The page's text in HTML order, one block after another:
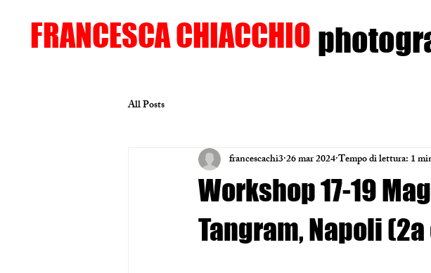
FRANCESCA CHIACCHIO
All Posts
Workshop 17-19
Tangram, Napoli
francescachi326 mar 2024Tempo di lettura: 1